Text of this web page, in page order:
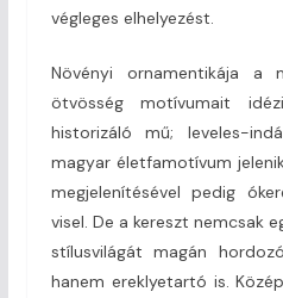
végleges elhelyezést.
Növényi ornamentikája a
ötvösség motívumait
historizáló mű; leveles-
magyar életfamotívum
megjelenítésével pedig
visel. De a kereszt nemcsak
stílusvilágát magán
hanem ereklyetartó is.